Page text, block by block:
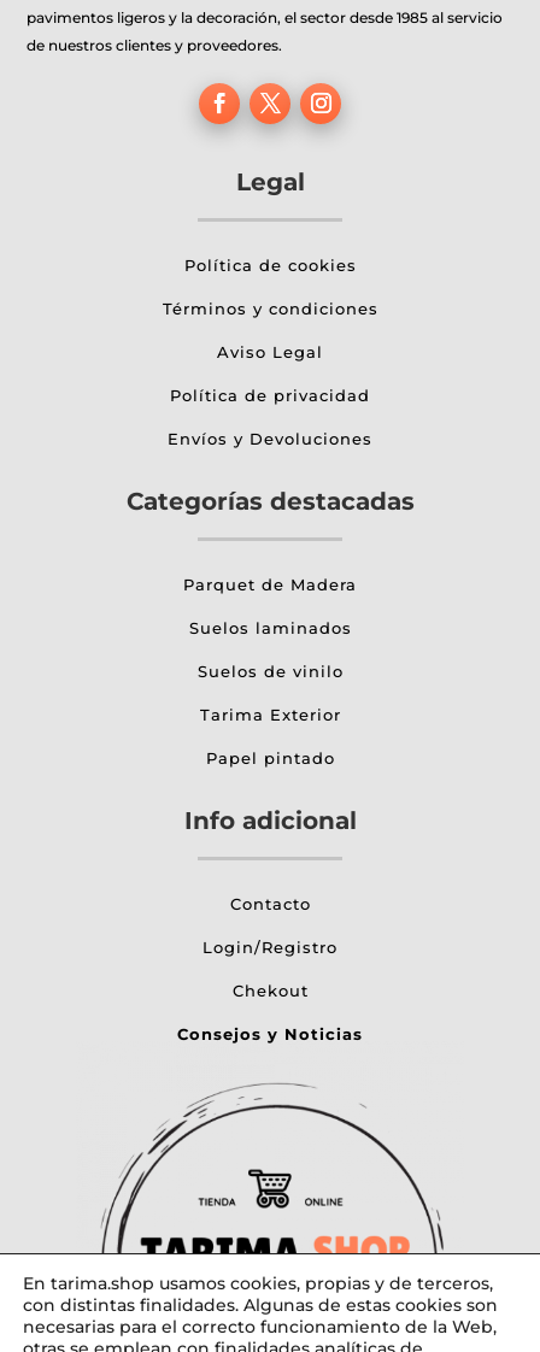
pavimentos ligeros y la decoración, el sector desde 1985 al servicio
de nuestros clientes y proveedores.
Legal
Política de cookies
Términos y condiciones
Aviso Legal
Política de privacidad
Envíos y Devoluciones
Categorías destacadas
Parquet de Madera
Suelos laminados
Suelos de vinilo
Tarima Exterior
Papel pintado
Info adicional
Contacto
Login/Registro
Chekout
Consejos y Noticias
En tarima.shop usamos cookies, propias y de terceros,
con distintas finalidades. Algunas de estas cookies son
necesarias para el correcto funcionamiento de la Web,